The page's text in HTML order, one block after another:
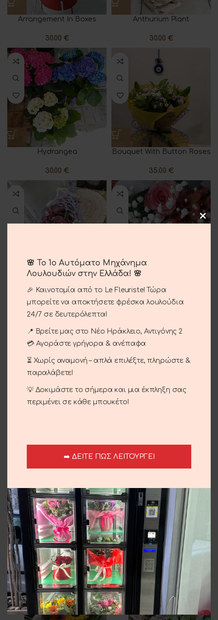
Arrangement In Boxes
30.00 €
Anthurium Plant
30.00 €
Hydrangea
30.00 €
Bouquet With Button Roses
35.00 €
Orchids Bouquet
35.00€
Bouquet Pink-White
35.00€
Tiger Orchid
35.00€
Seasonal Bouquet
35.00 €
🌸 Το 1ο Αυτόματο Μηχάνημα
Λουλουδιών στην Ελλάδα! 🌸
🎉 Καινοτομία από το Le Fleuriste! Τώρα
μπορείτε να αποκτήσετε φρέσκα λουλούδια
24/7 σε δευτερόλεπτα!
📍 Βρείτε μας στο Νέο Ηράκλειο, Αντιγόνης 2
💳 Αγοράστε γρήγορα & ανέπαφα
⏳ Χωρίς αναμονή – απλά επιλέξτε, πληρώστε &
παραλάβετε!
💡 Δοκιμάστε το σήμερα και μια έκπληξη σας
περιμένει σε κάθε μπουκέτο!
➡️ ΔΕΙΤΕ ΠΩΣ ΛΕΙΤΟΥΡΓΕΙ